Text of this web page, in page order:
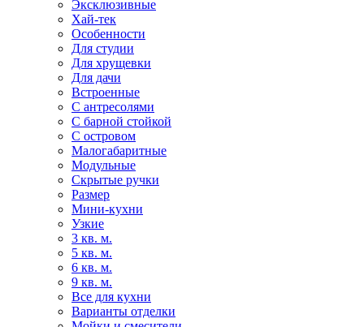
Эксклюзивные
Хай-тек
Особенности
Для студии
Для хрущевки
Для дачи
Встроенные
С антресолями
С барной стойкой
С островом
Малогабаритные
Модульные
Скрытые ручки
Размер
Мини-кухни
Узкие
3 кв. м.
5 кв. м.
6 кв. м.
9 кв. м.
Все для кухни
Варианты отделки